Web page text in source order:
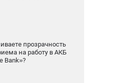
прозрачность
на работу в АКБ
Bank»?